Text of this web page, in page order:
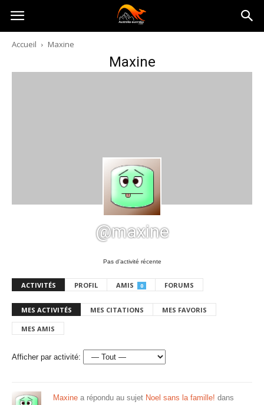
Australia-
australie.com
Accueil Maxine
Maxine
@maxine
Pas d’activité récente
ACTIVITÉS PROFIL AMIS 0 FORUMS
MES ACTIVITÉS MES CITATIONS MES FAVORIS
MES AMIS
Afficher par activité:
Maxine a répondu au sujet Noel sans la famille! dans